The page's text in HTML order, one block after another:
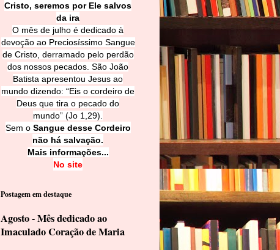
Cristo, seremos por Ele salvos
da ira
O mês de julho é dedicado à
devoção ao Preciosíssimo Sangue
de Cristo, derramado pelo perdão
dos nossos pecados. São João
Batista apresentou Jesus ao
mundo dizendo: “Eis o cordeiro de
Deus que tira o pecado do
mundo” (Jo 1,29).
Sem o Sangue desse Cordeiro
não há salvação.
Mais informações...
No site
Postagem em destaque
Agosto - Mês dedicado ao
Imaculado Coração de Maria